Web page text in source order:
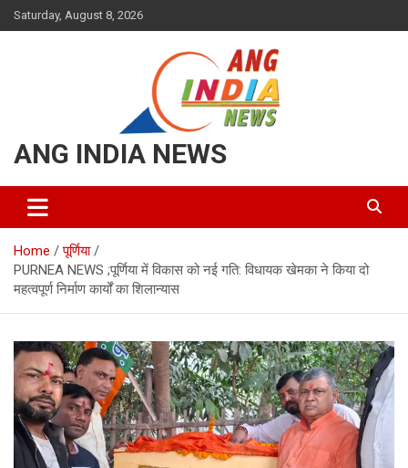
Skip
to
Saturday, August 8, 2026
ANG INDIA NEWS
Home
पूर्णिया
PURNEA NEWS ;पूर्णिया में विकास को नई गति: विधायक खेमका ने किया दो
महत्वपूर्ण निर्माण कार्यों का शिलान्यास